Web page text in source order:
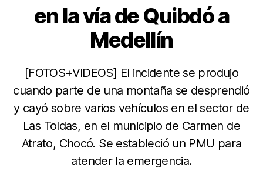
en la vía de Quibdó a
Medellín
[FOTOS+VIDEOS] El incidente se produjo
cuando parte de una montaña se desprendió
y cayó sobre varios vehículos en el sector de
Las Toldas, en el municipio de Carmen de
Atrato, Chocó. Se estableció un PMU para
atender la emergencia.